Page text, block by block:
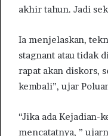
akhir tahun. Jadi
Ia menjelaskan,
stagnant atau tidak
rapat akan diskors,
kembali”, ujar
“Jika ada Kejadian-
mencatatnya, ”